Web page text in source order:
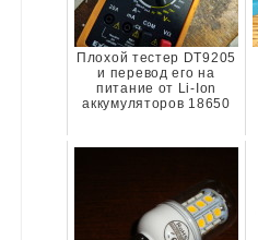
Плохой тестер DT9205
и перевод его на
питание от Li-Ion
аккумуляторов 18650